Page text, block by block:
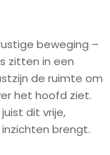
beweging –
zitten in een
de ruimte om
het hoofd ziet.
dit vrije,
brengt.